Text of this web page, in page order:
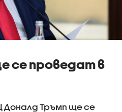
се проведат в
Тръмп ще се